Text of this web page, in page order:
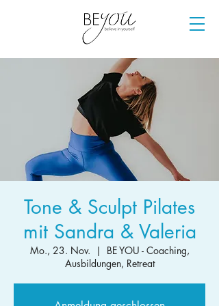
Tone & Sculpt Pilates
mit Sandra & Valeria
Mo., 23. Nov.
  |
BE YOU - Coaching,
Ausbildungen, Retreat